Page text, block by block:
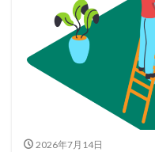
2026年7月14日